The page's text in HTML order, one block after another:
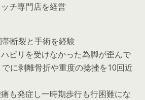
チ専門店を経営
断裂と手術を経験
ビリを受けなかった為脚が歪んで
に剥離骨折や重度の捻挫を10回近
も発症し一時期歩行も行困難にな